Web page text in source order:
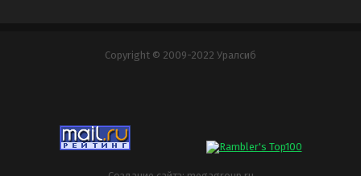
Copyright © 2009-2022 Уралсиб